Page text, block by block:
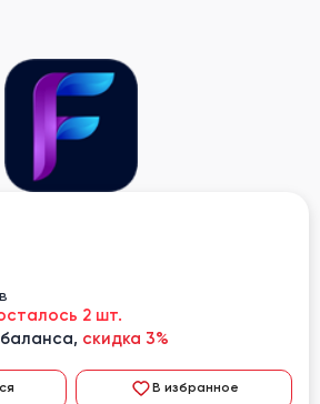
2 шт.
скидка 3%
В избранное